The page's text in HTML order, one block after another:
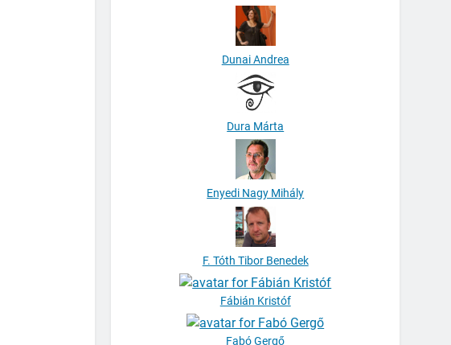
Dunai Andrea
Dura Márta
Enyedi Nagy Mihály
F. Tóth Tibor Benedek
Fábián Kristóf
Fabó Gergő